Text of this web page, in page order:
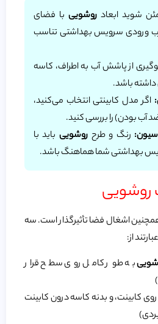
شوید ابعاد روشویی با فضای
ورودی سرویس بهداشتی تناسب
از پاشش آب به اطراف، کاسه
باشد.
اگر مدل کابینتی انتخاب می‌کنید،
آب بودن) را بررسی کنید.
رنگ و طرح روشویی باید با
بهداشتی شما هماهنگ باشد.
اشغال فضا تأثیرگذار است. سه
عبارتند از:
به طور کامل روی سطح قرار
کابینت، و بدنه کاسه درون کابینت